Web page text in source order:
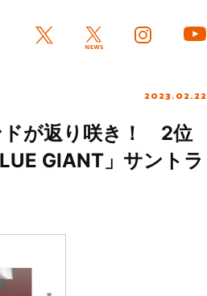
2023.02.22
ドが返り咲き！ 2位
GIANT」サントラ